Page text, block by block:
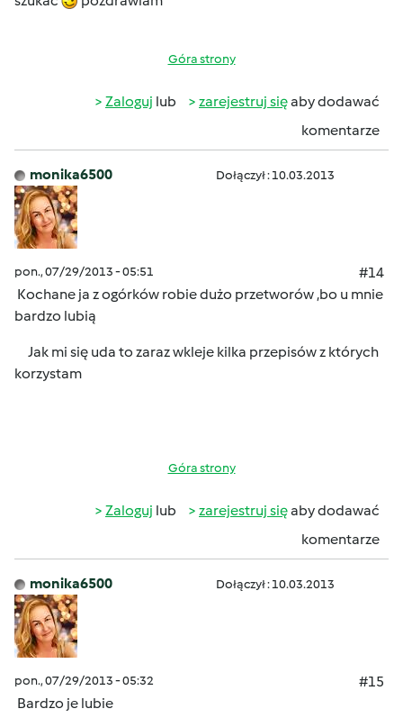
Góra strony
Zaloguj lub zarejestruj sięaby dodawać
komentarze
monika6500 Dołączył : 10.03.2013
pon., 07/29/2013 - 05:51
#14
Kochane ja z ogórków robie dużo przetworów ,bo u mnie
bardzo lubią
Jak mi się uda to zaraz wkleje kilka przepisów z których
korzystam
Góra strony
Zaloguj lub zarejestruj sięaby dodawać
komentarze
monika6500 Dołączył : 10.03.2013
pon., 07/29/2013 - 05:32
#15
Bardzo je lubie